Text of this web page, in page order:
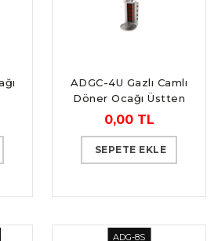
ADGC-4U Gazlı Camlı
Döner Ocağı Üstten
Motorlu 4 Gözlü
0,00 TL
SEPETE EKLE
ADG-8S